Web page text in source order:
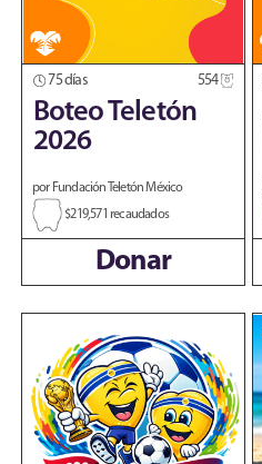
75 días 554
Boteo Teletón
2026
por Fundación Teletón México
$219,571 recaudados
Donar